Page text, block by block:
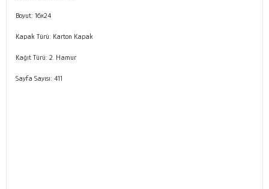
Boyut: 16x24
Kapak Türü: Karton Kapak
Kağıt Türü: 2. Hamur
Sayfa Sayısı: 411